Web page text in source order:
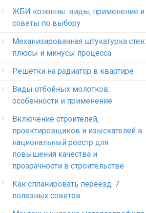
ЖБИ колонны: виды, применение и
советы по выбору
Механизированная штукатурка стен:
плюсы и минусы процесса
Решетки на радиатор в квартире
Виды отбойных молотков:
особенности и применение
Включение строителей,
проектировщиков и изыскателей в
национальный реестр для
повышения качества и
прозрачности в строительстве
Как спланировать переезд: 7
полезных советов